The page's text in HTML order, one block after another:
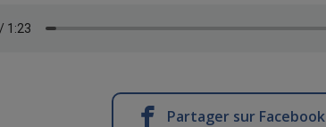
Partager sur Facebook